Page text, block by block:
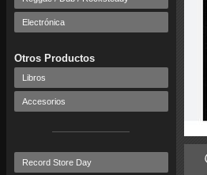
Electrónica
Otros Productos
Libros
Accesorios
Record Store Day